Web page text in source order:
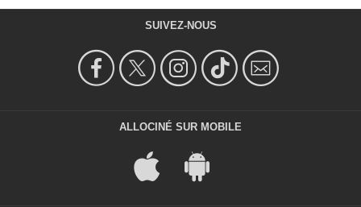
SUIVEZ-NOUS
ALLOCINÉ SUR MOBILE